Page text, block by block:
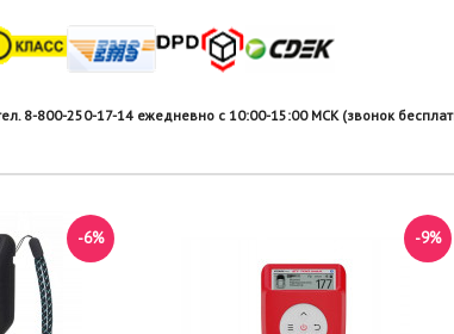
8-800-250-17-14 ежедневно с 10:00-15:00 МСК (звонок
-6% -9%